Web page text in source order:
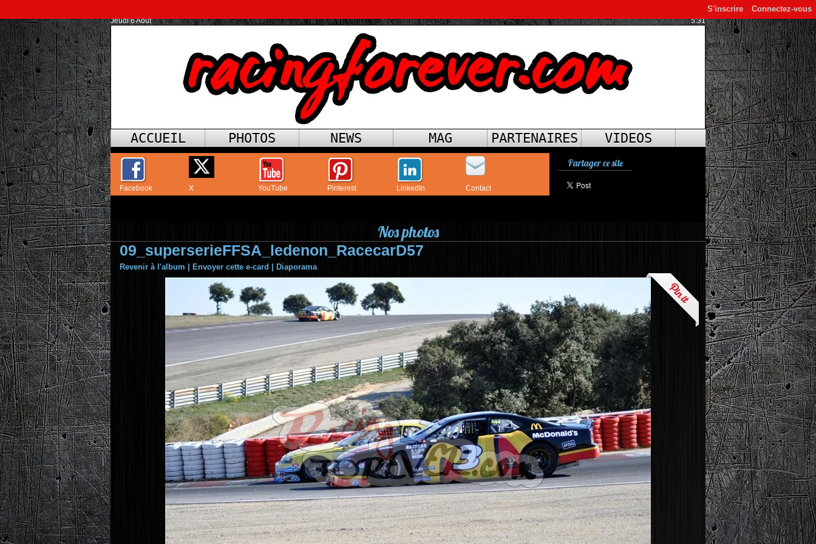
Connectez-vous
S'inscrire
Jeudi 6 Août 5:31
ACCUEIL PHOTOS NEWS MAG PARTENAIRES VIDEOS
Facebook X YouTube Pinterest LinkedIn Contact
Partager ce site
Nos photos
09_superserieFFSA_ledenon_RacecarD57
Revenir à l'album Envoyer cette e-card Diaporama